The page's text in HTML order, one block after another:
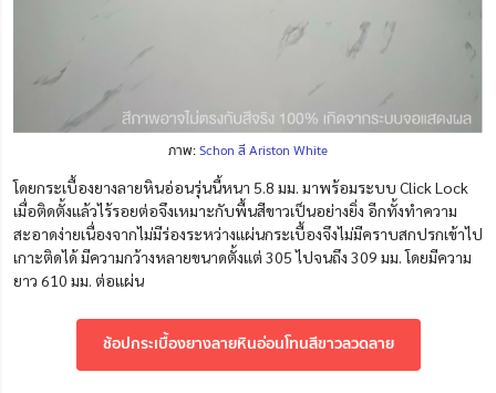
ภาพ:Schon สี Ariston White
โดยกระเบื้องยางลายหินอ่อนรุ่นนี้หนา 5.8 มม. มาพร้อมระบบ Click Lock
เมื่อติดตั้งแล้วไร้รอยต่อจึงเหมาะกับพื้นสีขาวเป็นอย่างยิ่ง อีกทั้งทำความ
สะอาดง่ายเนื่องจากไม่มีร่องระหว่างแผ่นกระเบื้องจึงไม่มีคราบสกปรกเข้าไป
เกาะติดได้ มีความกว้างหลายขนาดตั้งแต่ 305 ไปจนถึง 309 มม. โดยมีความ
ยาว 610 มม. ต่อแผ่น
ช้อปกระเบื้องยางลายหินอ่อนโทนสีขาวลวดลาย